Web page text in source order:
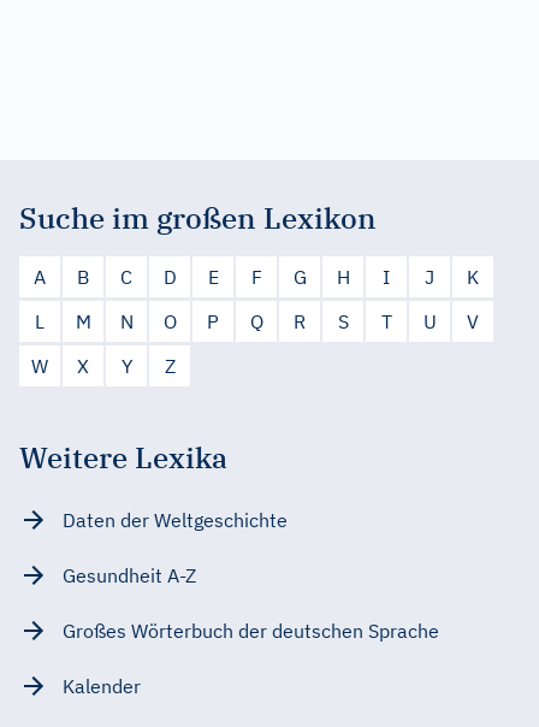
Suche im großen Lexikon
A B C D E F G H I J
K
L
M N O P Q R S T U
V
W
X Y Z
Weitere Lexika
Daten der Weltgeschichte
Gesundheit A-Z
Großes Wörterbuch der deutschen Sprache
Kalender